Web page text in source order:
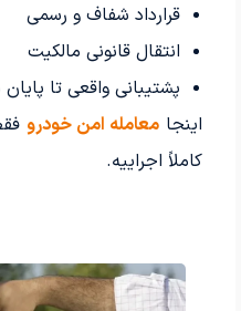
قرارداد شفاف و رسمی
انتقال قانونی مالکیت
پشتیبانی واقعی تا پایان
اینجا معامله امن خودرو
کاملاً اجراییه.